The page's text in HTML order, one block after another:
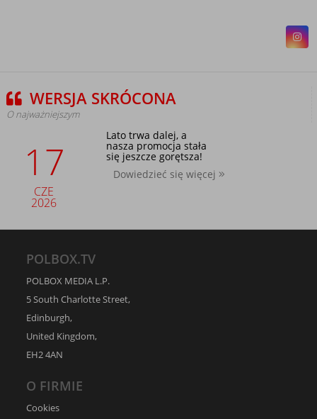
WERSJA SKRÓCONA
O najważniejszym
17
CZE
2026
Lato trwa dalej, a
nasza promocja stała
się jeszcze gorętsza!
Dowiedzieć się więcej
POLBOX.TV
POLBOX MEDIA L.P.
5 South Charlotte Street,
Edinburgh,
United Kingdom,
EH2 4AN
O FIRMIE
Cookies